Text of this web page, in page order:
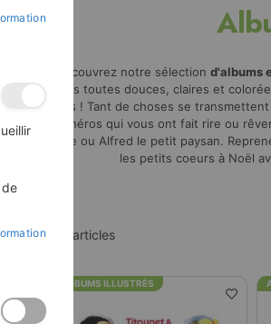
Découvrez notre sélection d'albums
illustrations toutes douces, claires et
jeunes esprits ! Tant de choses se
les héros qui vous ont fait rire ou
Bibiche ou Alfred le petit paysan.
les petits coeurs à Noël
articles
ALBUMS ILLUSTRÉS
3